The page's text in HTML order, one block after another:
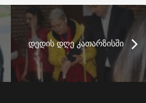
დედის დღე კათარზისში